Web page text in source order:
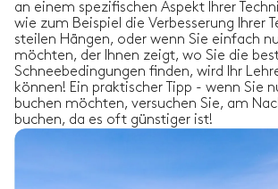
an einem spezifischen Aspekt Ihrer
wie zum Beispiel die Verbesserung Ihrer
steilen Hängen, oder wenn Sie einfach
möchten, der Ihnen zeigt, wo Sie die
Schneebedingungen finden, wird Ihr
können! Ein praktischer Tipp - wenn Sie
buchen möchten, versuchen Sie, am
buchen, da es oft günstiger ist!